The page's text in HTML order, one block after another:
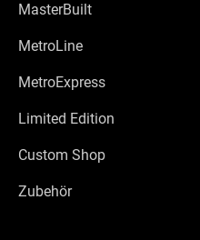
MasterBuilt
MetroLine
MetroExpress
Limited Edition
Custom Shop
Zubehör